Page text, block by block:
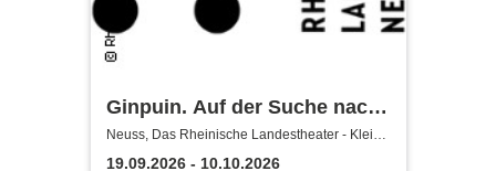
Ginpuin. Auf der Suche nach
dem großen Glück - Das
Rheinische Landestheater
Neuss, Das Rheinische Landestheater - Kleine
Bühne
19.09.2026 - 10.10.2026